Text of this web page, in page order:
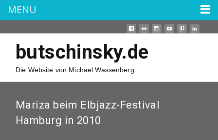
butschinsky.de
Die Website von Michael Wassenberg
Mariza beim Elbjazz-Festival
Hamburg in 2010
MENU